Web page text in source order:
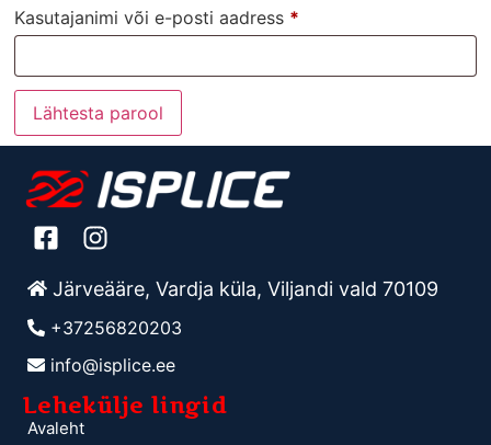
Kasutajanimi või e-posti aadress *
Lähtesta parool
Järveääre, Vardja küla, Viljandi vald 70109
+37256820203
info@isplice.ee
Lehekülje lingid
Avaleht